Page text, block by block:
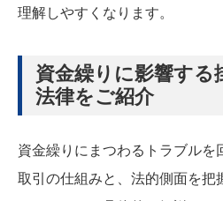
理解しやすくなります。
資金繰りに影響する
法律をご紹介
資金繰りにまつわるトラブルを
取引の仕組みと、法的側面を把